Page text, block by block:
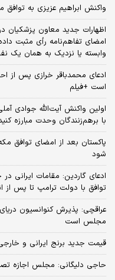
واکنش ابراهیم عزیزی به
امضای تفاهم‌نامه رأی مثبت
وابسته یا نزدیک به همان یک
ادعای محمدباقر خرازی پس از
است +فیلم
اولین واکنش آیت‌الله جوادی
با برهم‌زنندگان وحدت مبارزه
پاکستان بعد از امضای توافق
شود
ادعای گاردین: مقامات ایرانی
توافق با دولت ترامپ تا پس از
عراقچی: پذیرش کنوانسیون
مجلس است
قیمت جدید برنج ایرانی و
حاجی دلیگانی: مجلس اجازه